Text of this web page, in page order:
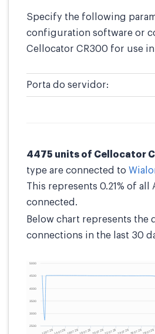
Specify the following
configuration software or
Cellocator CR300 for use
Porta do servidor:
4475 units of Cellocator
type are connected to
This represents 0.21% of all
connected.
Below chart represents the
connections in the last 30